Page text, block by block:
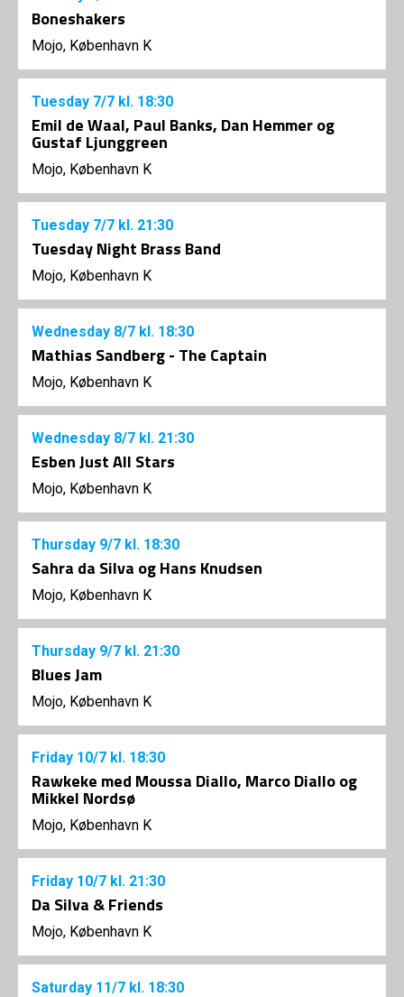
Boneshakers
Mojo, København K
Tuesday 7/7 kl. 18:30
Emil de Waal, Paul Banks, Dan Hemmer og
Gustaf Ljunggreen
Mojo, København K
Tuesday 7/7 kl. 21:30
Tuesday Night Brass Band
Mojo, København K
Wednesday 8/7 kl. 18:30
Mathias Sandberg - The Captain
Mojo, København K
Wednesday 8/7 kl. 21:30
Esben Just All Stars
Mojo, København K
Thursday 9/7 kl. 18:30
Sahra da Silva og Hans Knudsen
Mojo, København K
Thursday 9/7 kl. 21:30
Blues Jam
Mojo, København K
Friday 10/7 kl. 18:30
Rawkeke med Moussa Diallo, Marco Diallo og
Mikkel Nordsø
Mojo, København K
Friday 10/7 kl. 21:30
Da Silva & Friends
Mojo, København K
Saturday 11/7 kl. 18:30